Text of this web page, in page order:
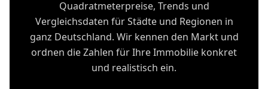
Quadratmeterpreise, Trends und
Vergleichsdaten für Städte und Regionen in
ganz Deutschland. Wir kennen den Markt und
ordnen die Zahlen für Ihre Immobilie konkret
und realistisch ein.